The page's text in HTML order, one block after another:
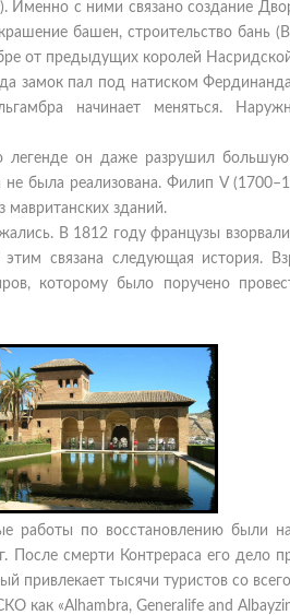
с ними связано создание
башен, строительство бань
от предыдущих королей
замок пал под натиском
начинает меняться.
легенде он даже разрушил большую
была реализована. Филип V
мавританских зданий.
В 1812 году французы
связана следующая история.
которому было поручено
работы по восстановлению были
После смерти Контрераса его дело
привлекает тысячи туристов со
как «Alhambra, Generalife and